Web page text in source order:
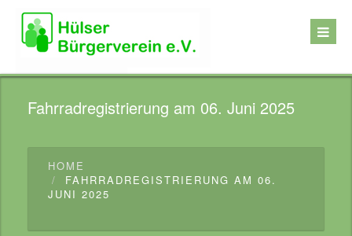
Fahrradregistrierung am 06. Juni 2025
HOME
FAHRRADREGISTRIERUNG AM 06.
JUNI 2025